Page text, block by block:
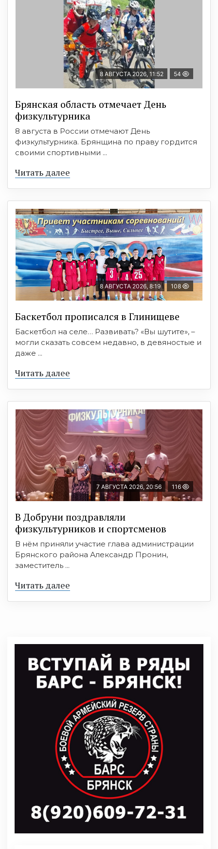
8 АВГУСТА 2026, 11:52 54
Брянская область отмечает День
физкультурника
8 августа в России отмечают День
физкультурника. Брянщина по праву гордится
своими спортивными ...
Читать далее
8 АВГУСТА 2026, 8:19 108
Баскетбол прописался в Глинищеве
Баскетбол на селе… Развивать? «Вы шутите», –
могли сказать совсем недавно, в девяностые и
даже ...
Читать далее
7 АВГУСТА 2026, 20:56 116
В Добруни поздравляли
физкультурников и спортсменов
В нём приняли участие глава администрации
Брянского района Александр Пронин,
заместитель ...
Читать далее